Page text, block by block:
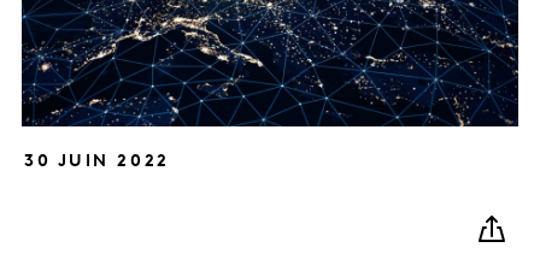
30 JUIN 2022